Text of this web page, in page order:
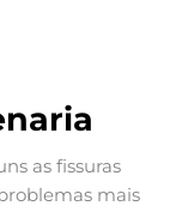
as fissuras
mais